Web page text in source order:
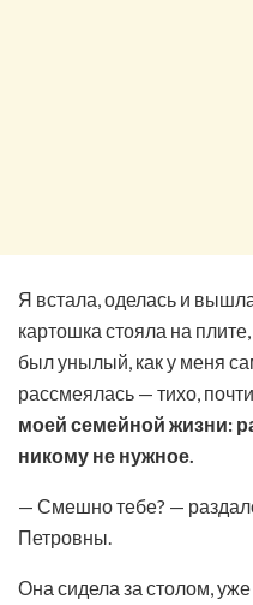
Я встала, оделась и
картошка стояла на
был унылый, как у меня
рассмеялась — тихо,
моей семейной жизни:
никому не нужное.
— Смешно тебе? —
Петровны.
Она сидела за столом,